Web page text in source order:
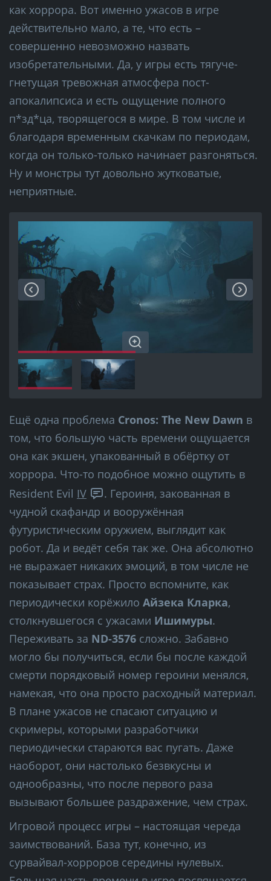
как хоррора. Вот именно ужасов в игре
действительно мало, а те, что есть –
совершенно невозможно назвать
изобретательными. Да, у игры есть тягуче-
гнетущая тревожная атмосфера пост-
апокалипсиса и есть ощущение полного
п*зд*ца, творящегося в мире. В том числе и
благодаря временным скачкам по периодам,
когда он только-только начинает разгоняться.
Ну и монстры тут довольно жутковатые,
неприятные.
Ещё одна проблема Cronos: The New Dawn в
том, что большую часть времени ощущается
она как экшен, упакованный в обёртку от
хоррора. Что-то подобное можно ощутить в
Resident Evil IV
. Героиня, закованная в
чудной скафандр и вооружённая
футуристическим оружием, выглядит как
робот. Да и ведёт себя так же. Она абсолютно
не выражает никаких эмоций, в том числе не
показывает страх. Просто вспомните, как
периодически корёжило Айзека Кларка,
столкнувшегося с ужасами Ишимуры.
Переживать за ND-3576 сложно. Забавно
могло бы получиться, если бы после каждой
смерти порядковый номер героини менялся,
намекая, что она просто расходный материал.
В плане ужасов не спасают ситуацию и
скримеры, которыми разработчики
периодически стараются вас пугать. Даже
наоборот, они настолько безвкусны и
однообразны, что после первого раза
вызывают большее раздражение, чем страх.
Игровой процесс игры – настоящая череда
заимствований. База тут, конечно, из
сурвайвал-хорроров середины нулевых.